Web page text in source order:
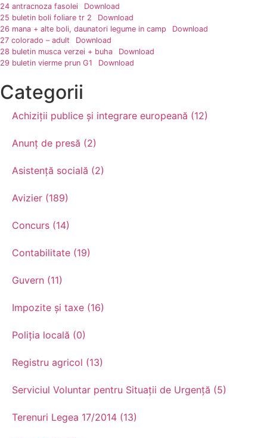
24 antracnoza fasolei
Download
25 buletin boli foliare tr 2
Download
26 mana + alte boli, daunatori legume in camp
Download
27 colorado – adult
Download
28 buletin musca verzei + buha
Download
29 buletin vierme prun G1
Download
Categorii
Achiziții publice și integrare europeană (12)
Anunț de presă (2)
Asistență socială (2)
Avizier (189)
Concurs (14)
Contabilitate (19)
Guvern (11)
Impozite și taxe (16)
Poliția locală (0)
Registru agricol (13)
Serviciul Voluntar pentru Situații de Urgență (5)
Terenuri Legea 17/2014 (13)